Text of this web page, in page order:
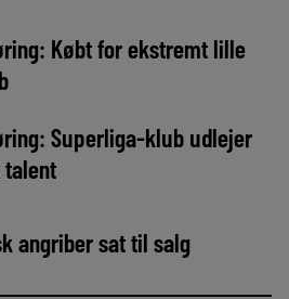
Købt for ekstremt lille
Superliga-klub udlejer
angriber sat til salg